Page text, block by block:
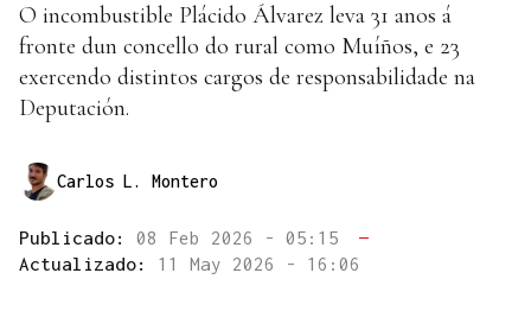
O incombustible Plácido Álvarez leva 31 anos á
fronte dun concello do rural como Muíños, e 23
exercendo distintos cargos de responsabilidade na
Deputación.
Carlos L. Montero
Publicado: 08 Feb 2026 - 05:15
—
Actualizado: 11 May 2026 - 16:06